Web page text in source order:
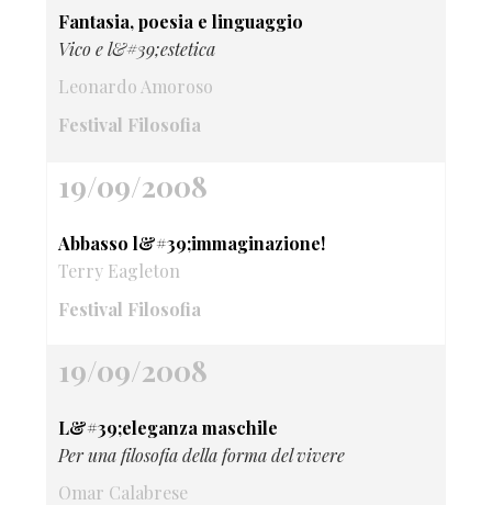
Fantasia, poesia e linguaggio
Vico e l&#39;estetica
Leonardo Amoroso
Festival Filosofia
19/09/2008
Abbasso l&#39;immaginazione!
Terry Eagleton
Festival Filosofia
19/09/2008
L&#39;eleganza maschile
Per una filosofia della forma del vivere
Omar Calabrese